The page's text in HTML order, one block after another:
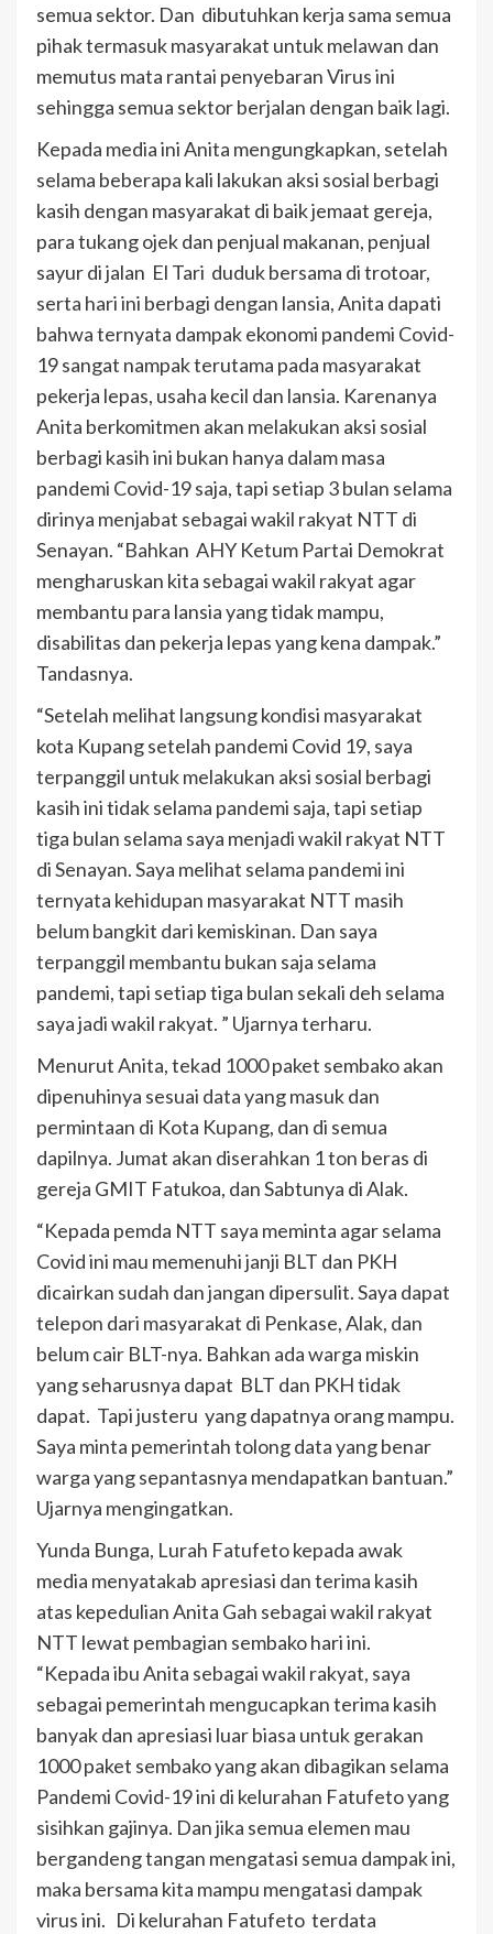
semua sektor. Dan dibutuhkan kerja sama semua
pihak termasuk masyarakat untuk melawan dan
memutus mata rantai penyebaran Virus ini
sehingga semua sektor berjalan dengan baik lagi.
Kepada media ini Anita mengungkapkan, setelah
selama beberapa kali lakukan aksi sosial berbagi
kasih dengan masyarakat di baik jemaat gereja,
para tukang ojek dan penjual makanan, penjual
sayur di jalan El Tari duduk bersama di trotoar,
serta hari ini berbagi dengan lansia, Anita dapati
bahwa ternyata dampak ekonomi pandemi Covid-
19 sangat nampak terutama pada masyarakat
pekerja lepas, usaha kecil dan lansia. Karenanya
Anita berkomitmen akan melakukan aksi sosial
berbagi kasih ini bukan hanya dalam masa
pandemi Covid-19 saja, tapi setiap 3 bulan selama
dirinya menjabat sebagai wakil rakyat NTT di
Senayan. “Bahkan AHY Ketum Partai Demokrat
mengharuskan kita sebagai wakil rakyat agar
membantu para lansia yang tidak mampu,
disabilitas dan pekerja lepas yang kena dampak.”
Tandasnya.
“Setelah melihat langsung kondisi masyarakat
kota Kupang setelah pandemi Covid 19, saya
terpanggil untuk melakukan aksi sosial berbagi
kasih ini tidak selama pandemi saja, tapi setiap
tiga bulan selama saya menjadi wakil rakyat NTT
di Senayan. Saya melihat selama pandemi ini
ternyata kehidupan masyarakat NTT masih
belum bangkit dari kemiskinan. Dan saya
terpanggil membantu bukan saja selama
pandemi, tapi setiap tiga bulan sekali deh selama
saya jadi wakil rakyat. ” Ujarnya terharu.
Menurut Anita, tekad 1000 paket sembako akan
dipenuhinya sesuai data yang masuk dan
permintaan di Kota Kupang, dan di semua
dapilnya. Jumat akan diserahkan 1 ton beras di
gereja GMIT Fatukoa, dan Sabtunya di Alak.
“Kepada pemda NTT saya meminta agar selama
Covid ini mau memenuhi janji BLT dan PKH
dicairkan sudah dan jangan dipersulit. Saya dapat
telepon dari masyarakat di Penkase, Alak, dan
belum cair BLT-nya. Bahkan ada warga miskin
yang seharusnya dapat BLT dan PKH tidak
dapat. Tapi justeru yang dapatnya orang mampu.
Saya minta pemerintah tolong data yang benar
warga yang sepantasnya mendapatkan bantuan.”
Ujarnya mengingatkan.
Yunda Bunga, Lurah Fatufeto kepada awak
media menyatakab apresiasi dan terima kasih
atas kepedulian Anita Gah sebagai wakil rakyat
NTT lewat pembagian sembako hari ini.
“Kepada ibu Anita sebagai wakil rakyat, saya
sebagai pemerintah mengucapkan terima kasih
banyak dan apresiasi luar biasa untuk gerakan
1000 paket sembako yang akan dibagikan selama
Pandemi Covid-19 ini di kelurahan Fatufeto yang
sisihkan gajinya. Dan jika semua elemen mau
bergandeng tangan mengatasi semua dampak ini,
maka bersama kita mampu mengatasi dampak
virus ini. Di kelurahan Fatufeto terdata